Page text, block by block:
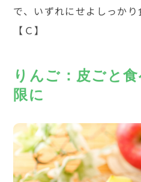
で、いずれにせよしっかり
【Ｃ】
りんご：皮ごと
限に